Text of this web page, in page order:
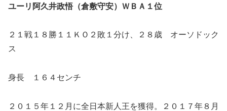
ユーリ阿久井政悟（倉敷守安）ＷＢＡ１位
２１戦１８勝１１ＫＯ２敗１分け、２８歳 オーソドック
ス
身長 １６４センチ
２０１５年１２月に全日本新人王を獲得。２０１７年８月